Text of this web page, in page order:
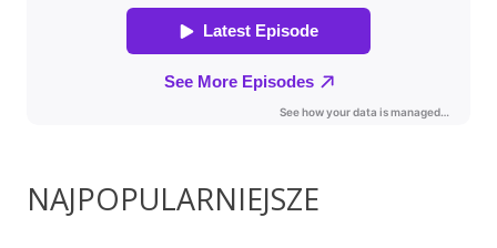
NAJPOPULARNIEJSZE